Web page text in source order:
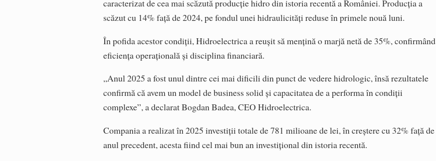
caracterizat de cea mai scăzută producție hidro din istoria recentă a României. Producția a
scăzut cu 14% față de 2024, pe fondul unei hidraulicități reduse în primele nouă luni.
În pofida acestor condiții, Hidroelectrica a reușit să mențină o marjă netă de 35%, confirmând
eficiența operațională și disciplina financiară.
„Anul 2025 a fost unul dintre cei mai dificili din punct de vedere hidrologic, însă rezultatele
confirmă că avem un model de business solid și capacitatea de a performa în condiții
complexe”, a declarat Bogdan Badea, CEO Hidroelectrica.
Compania a realizat în 2025 investiții totale de 781 milioane de lei, în creștere cu 32% față de
anul precedent, acesta fiind cel mai bun an investițional din istoria recentă.